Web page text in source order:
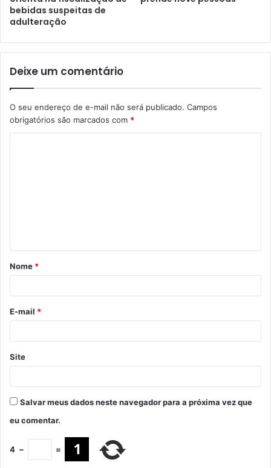
bebidas suspeitas de
adulteração
Deixe um comentário
O seu endereço de e-mail não será publicado. Campos
obrigatórios são marcados com *
Nome *
E-mail *
Site
Salvar meus dados neste navegador para a próxima vez que
eu comentar.
4 − =